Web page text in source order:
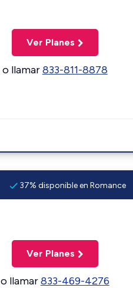
Ver Planes
o llamar833-811-8878
37% disponible en Romance
Ver Planes
o llamar833-469-4276